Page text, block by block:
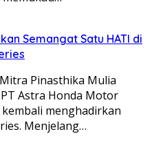
Semangat Satu HATI di
Pinasthika Mulia
Astra Honda Motor
menghadirkan
Menjelang…